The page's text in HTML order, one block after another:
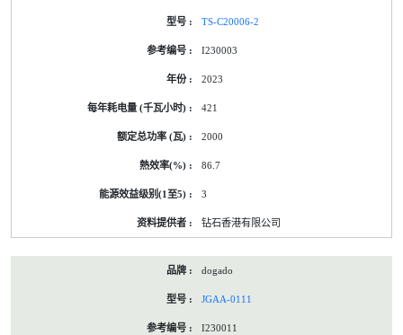
TS-C20006-2
I230003
2023
421
2000
86.7
3
钻石香港有限公司
dogado
JGAA-0111
I230011